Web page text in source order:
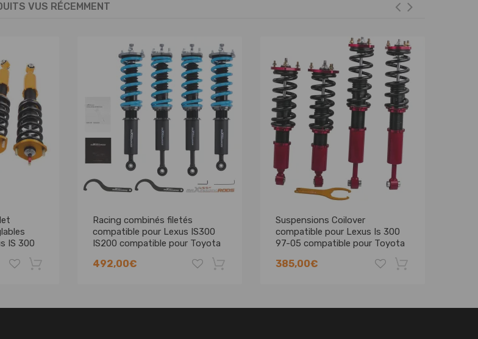
VUS RÉCEMMENT
IS 300
Racing combinés filetés
compatible pour Lexus IS300
IS200 compatible pour Toyota
Amortisseurskit dabaissement
492,00€
Suspensions Coilover
compatible pour Lexus Is 300
97-05 compatible pour Toyota
385,00€
-8%